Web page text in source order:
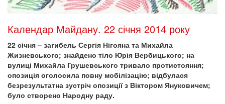
Календар Майдану. 22 січня 2014 року
22 січня – загибель Сергія Нігояна та Михайла
Жизневського; знайдено тіло Юрія Вербицького; на
вулиці Михайла Грушевського тривало протистояння;
опозиція оголосила повну мобілізацію; відбулася
безрезультатна зустріч опозиції з Віктором Януковичем;
було створено Народну раду.